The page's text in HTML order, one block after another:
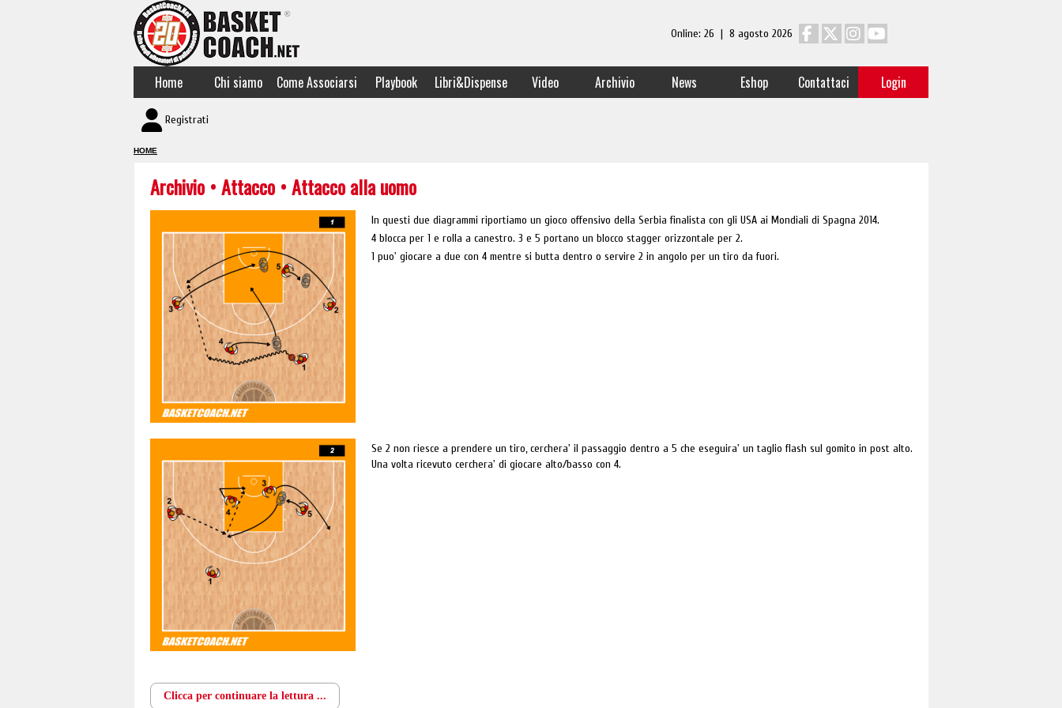
Online: 26 | 8 agosto 2026
Home Chi siamo Come Associarsi Playbook Libri&Dispense Video Archivio News Eshop Contattaci Login
Registrati
HOME
Archivio •Attacco • Attacco alla uomo
In questi due diagrammi riportiamo un gioco offensivo della Serbia finalista con gli USA ai Mondiali di Spagna 2014.
4 blocca per 1 e rolla a canestro. 3 e 5 portano un blocco stagger orizzontale per 2.
1 puo' giocare a due con 4 mentre si butta dentro o servire 2 in angolo per un tiro da fuori.
Se 2 non riesce a prendere un tiro, cerchera' il passaggio dentro a 5 che eseguira' un taglio flash sul gomito in post alto.
Una volta ricevuto cerchera' di giocare alto/basso con 4.
Clicca per continuare la lettura ...